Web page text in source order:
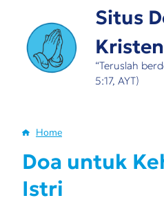
main
content
Situs
Kristen
“Teruslah
5:17, AYT)
Breadcrumb
Home
Doa untuk
Istri